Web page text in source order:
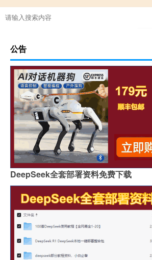
公告
DeepSeek全套部署资料免费下载